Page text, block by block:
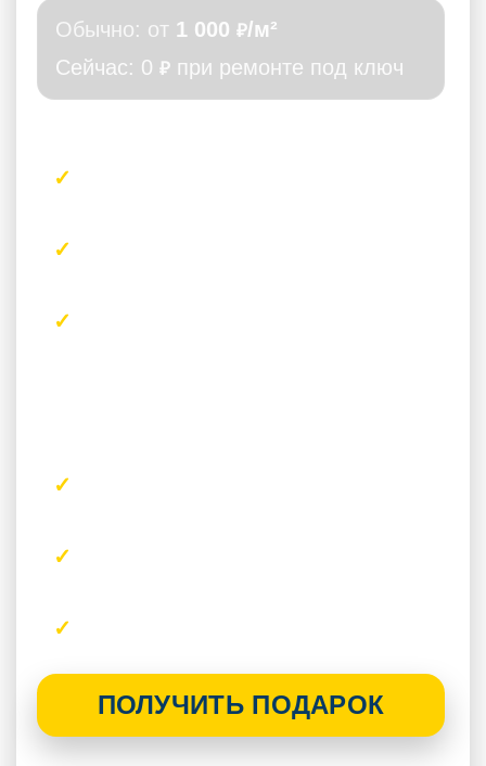
Обычно: от 1 000 ₽/м²
Сейчас: 0 ₽ при ремонте под ключ
ПОЛУЧИТЬ ПОДАРОК